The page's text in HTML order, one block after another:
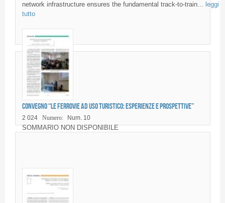
network infrastructure ensures the fundamental track-to-train... leggi
tutto
Convegno “Le ferrovie ad uso turistico: esperienze e prospettive”
2 024 Numero: Num. 10
SOMMARIO NON DISPONIBILE